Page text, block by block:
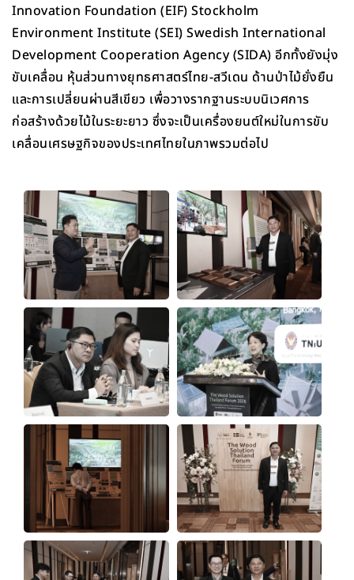
Innovation Foundation (EIF) Stockholm
Environment Institute (SEI) Swedish International
Development Cooperation Agency (SIDA) อีกทั้งยังมุ่ง
ขับเคลื่อน หุ้นส่วนทางยุทธศาสตร์ไทย-สวีเดน ด้านป่าไม้ยั่งยืน
และการเปลี่ยนผ่านสีเขียว เพื่อวางรากฐานระบบนิเวศการ
ก่อสร้างด้วยไม้ในระยะยาว ซึ่งจะเป็นเครื่องยนต์ใหม่ในการขับ
เคลื่อนเศรษฐกิจของประเทศไทยในภาพรวมต่อไป